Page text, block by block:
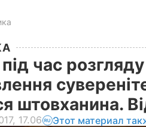
час
штовханина.
17.06 Этот материал